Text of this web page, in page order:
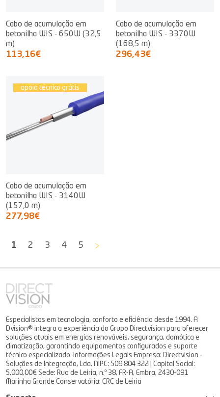
Cabo de acumulação em
betonilha WIS - 650W (32,5
m)
113,16€
Cabo de acumulação em
betonilha WIS - 3370W
(168,5 m)
296,43€
apoio técnico grátis
Cabo de acumulação em
betonilha WIS - 3140W
(157,0 m)
277,98€
1 2 3 4 5
Especialistas em tecnologia, conforto e eficiência desde 1994. A
Dvision® integra a experiência do Grupo Directvision para oferecer
soluções atuais em energias renováveis, segurança, domótica e
climatização, garantindo equipamentos configurados e suporte
técnico especializado. Informações Legais Empresa: Directvision –
Soluções de Integração, Lda. NIPC: 509 804 322 | Capital Social:
5.000,00€ Sede: Rua de Leiria, n.º 38, FR-A, Embra, 2430-091
Marinha Grande Conservatória: CRC de Leiria